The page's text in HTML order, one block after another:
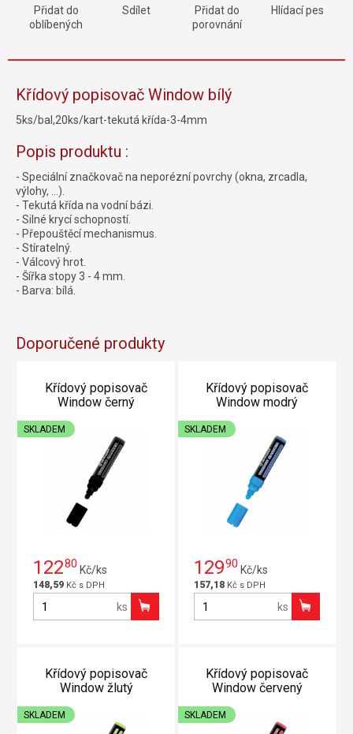
Přidat do
oblíbených
Sdílet
Přidat do
porovnání
Hlídací pes
Křídový popisovač Window bílý
5ks/bal,20ks/kart-tekutá křída-3-4mm
Popis produktu :
- Speciální značkovač na neporézní povrchy (okna, zrcadla,
výlohy, …).
- Tekutá křída na vodní bázi.
- Silné krycí schopností.
- Přepouštěcí mechanismus.
- Stíratelný.
- Válcový hrot.
- Šířka stopy 3 - 4 mm.
- Barva: bílá.
Doporučené produkty
Křídový popisovač
Window černý
SKLADEM
12280 Kč/ks
148,59 Kč s DPH
ks
Křídový popisovač
Window modrý
SKLADEM
12990 Kč/ks
157,18 Kč s DPH
ks
Křídový popisovač
Window žlutý
SKLADEM
Křídový popisovač
Window červený
SKLADEM